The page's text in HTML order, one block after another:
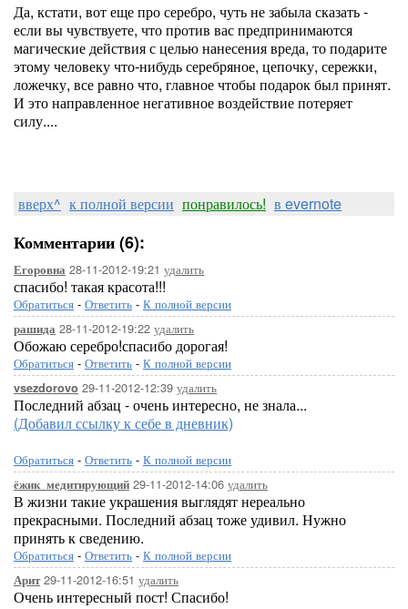
Да, кстати, вот еще про серебро, чуть не забыла сказать -
если вы чувствуете, что против вас предпринимаются
магические действия с целью нанесения вреда, то подарите
этому человеку что-нибудь серебряное, цепочку, сережки,
ложечку, все равно что, главное чтобы подарок был принят.
И это направленное негативное воздействие потеряет
силу....
вверх^ к полной версии понравилось! в evernote
Комментарии (6):
Егоровна 28-11-2012-19:21 удалить
спасибо! такая красота!!!
Обратиться - Ответить - К полной версии
рашида 28-11-2012-19:22 удалить
Обожаю серебро!спасибо дорогая!
Обратиться - Ответить - К полной версии
vsezdorovo 29-11-2012-12:39 удалить
Последний абзац - очень интересно, не знала...
(Добавил ссылку к себе в дневник)
Обратиться - Ответить - К полной версии
ёжик_медитирующий 29-11-2012-14:06 удалить
В жизни такие украшения выглядят нереально
прекрасными. Последний абзац тоже удивил. Нужно
принять к сведению.
Обратиться - Ответить - К полной версии
Арит29-11-2012-16:51 удалить
Очень интересный пост! Спасибо!